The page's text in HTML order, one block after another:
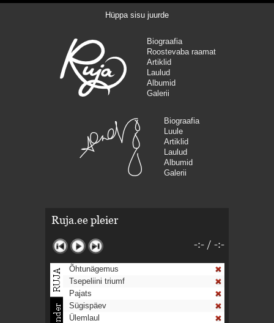
Hüppa sisu juurde
Biograafia
Roostevaba raamat
Artiklid
Laulud
Albumid
Galerii
Biograafia
Luule
Artiklid
Laulud
Albumid
Galerii
Ruja.ee pleier
-:- / -:-
Õhtunägemus
Tsepeliini triumf
Pajats
Sügispäev
Ülemlaul